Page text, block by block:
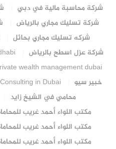
شركة محاسبة مالية في دبي
شركة تسليك مجاري بالرياض
شركه تسليك مجاري بحائل
شركة عزل اسطح بالرياض
wealth management dubai
خبير سيو
in Dubai
محامي في الشيخ زايد
مكتب اللواء أحمد غريب
مكتب اللواء أحمد غريب
مكتب اللواء أحمد غريب